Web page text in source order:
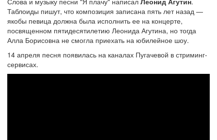
Таблоиды пишут, что композиция записана пять лет назад —
якобы певица должна была исполнить ее на концерте,
посвященном пятидесятилетию Леонида Агутина, но тогда
Алла Борисовна не смогла приехать на юбилейное шоу.
14 апреля песня появилась на каналах Пугачевой в стриминг-
сервисах.